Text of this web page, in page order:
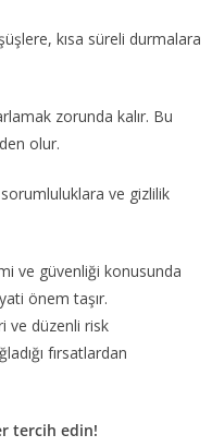
kısa süreli durmalara
zorunda kalır. Bu
olur.
ve gizlilik
ve güvenliği konusunda
önem taşır.
ve düzenli risk
fırsatlardan
tercih edin!